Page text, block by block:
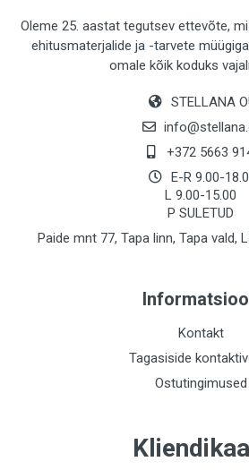
Oleme 25. aastat tegutsev ettevõte,
ehitusmaterjalide ja -tarvete
omale kõik koduks
STELLANA
+372 5663
E-R 9.00-
L 9.00-15.00
P SULETUD
Paide mnt 77, Tapa linn, Tapa vald,
Kontakt
Tagasiside
Ostutingimused